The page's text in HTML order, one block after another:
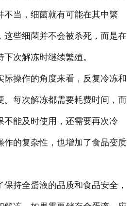
不当，细菌就有可能在其中繁
这些细菌并不会被杀死，而是在
次解冻时继续繁殖。
操作的角度来看，反复冷冻和
。每次解冻都需要耗费时间，而
不能及时使用，还需要再次冷
作的复杂性，也增加了食品变质
持全蛋液的品质和食品安全，